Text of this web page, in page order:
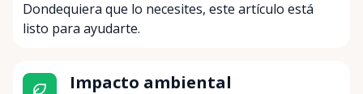
Dondequiera que lo necesites, este artículo está
listo para ayudarte.
Impacto ambiental